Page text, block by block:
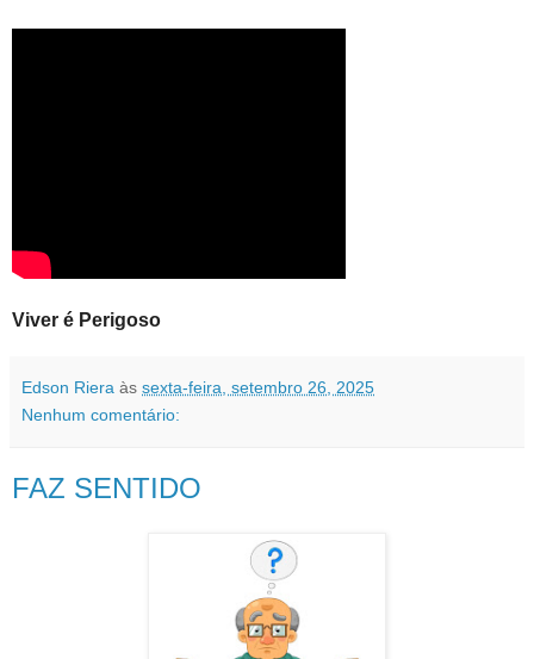
Viver é Perigoso
Edson Riera às sexta-feira, setembro 26, 2025
Nenhum comentário:
FAZ SENTIDO